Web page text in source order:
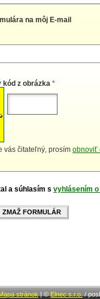
na môj E-mail
kód z obrázka *
vás čitateľný, prosím obnoviť
a súhlasím s vyhlásením
ZMAŽ FORMULÁR
stránok | © Elnec s.r.o. /